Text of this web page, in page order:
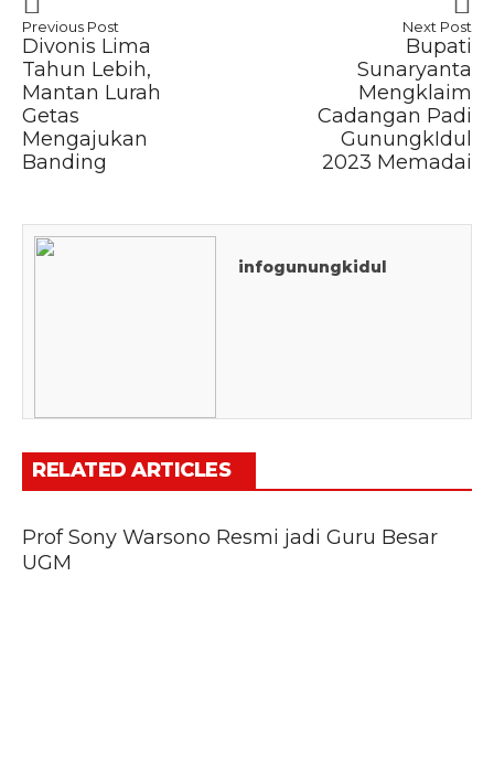
Previous Post
Divonis Lima
Tahun Lebih,
Mantan Lurah
Getas
Mengajukan
Banding
Next Post
Bupati
Sunaryanta
Mengklaim
Cadangan Padi
GunungkIdul
2023 Memadai
infogunungkidul
RELATED ARTICLES
Prof Sony Warsono Resmi jadi Guru Besar
UGM